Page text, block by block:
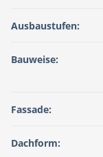
Ausbaustufen:
Bauweise:
Fassade:
Dachform: